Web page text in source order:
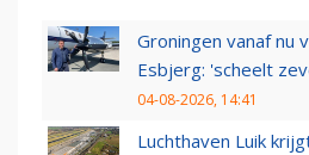
Groningen vanaf nu
Esbjerg: 'scheelt
04-08-2026, 14:41
Luchthaven Luik